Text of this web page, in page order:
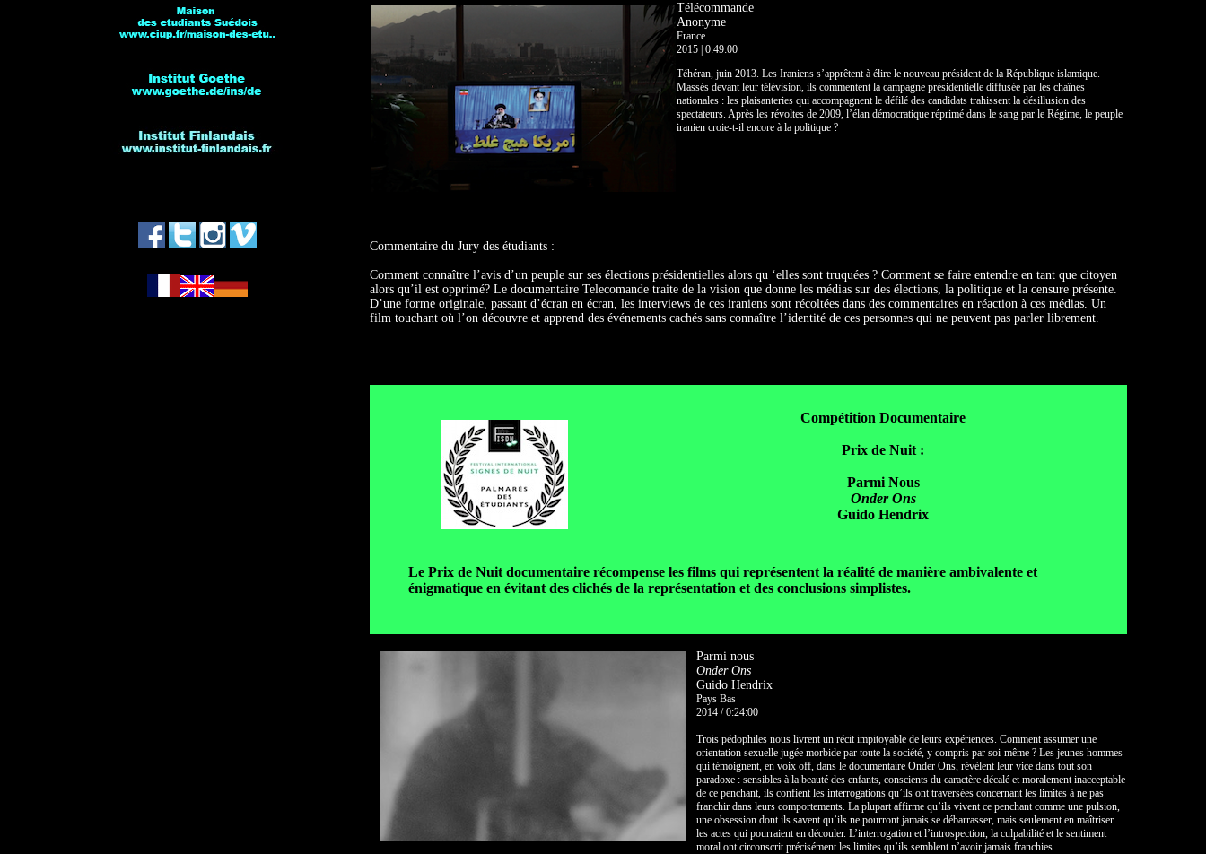
Télécommande
Anonyme
France
2015 | 0:49:00
Téhéran, juin 2013. Les Iraniens s’apprêtent à élire le nouveau président de la République islamique.
Massés devant leur télévision, ils commentent la campagne présidentielle diffusée par les chaînes
nationales : les plaisanteries qui accompagnent le défilé des candidats trahissent la désillusion des
spectateurs. Après les révoltes de 2009, l’élan démocratique réprimé dans le sang par le Régime, le peuple
iranien croie-t-il encore à la politique ?
Commentaire du Jury des étudiants :
Comment connaître l’avis d’un peuple sur ses élections présidentielles alors qu ‘elles sont truquées ? Comment se faire entendre en tant que citoyen
alors qu’il est opprimé? Le documentaire Telecomande traite de la vision que donne les médias sur des élections, la politique et la censure présente.
D’une forme originale, passant d’écran en écran, les interviews de ces iraniens sont récoltées dans des commentaires en réaction à ces médias. Un
film touchant où l’on découvre et apprend des événements cachés sans connaître l’identité de ces personnes qui ne peuvent pas parler librement.
Compétition Documentaire
Prix de Nuit :
Parmi Nous
Onder Ons
Guido Hendrix
Le Prix de Nuit documentaire récompense les films qui représentent la réalité de manière ambivalente et
énigmatique en évitant des clichés de la représentation et des conclusions simplistes.
Parmi nous
Onder Ons
Guido Hendrix
Pays Bas
2014 / 0:24:00
Trois pédophiles nous livrent un récit impitoyable de leurs expériences. Comment assumer une
orientation sexuelle jugée morbide par toute la société, y compris par soi-même ? Les jeunes hommes
qui témoignent, en voix off, dans le documentaire Onder Ons, révèlent leur vice dans tout son
paradoxe : sensibles à la beauté des enfants, conscients du caractère décalé et moralement inacceptable
de ce penchant, ils confient les interrogations qu’ils ont traversées concernant les limites à ne pas
franchir dans leurs comportements. La plupart affirme qu’ils vivent ce penchant comme une pulsion,
une obsession dont ils savent qu’ils ne pourront jamais se débarrasser, mais seulement en maîtriser
les actes qui pourraient en découler. L’interrogation et l’introspection, la culpabilité et le sentiment
moral ont circonscrit précisément les limites qu’ils semblent n’avoir jamais franchies.